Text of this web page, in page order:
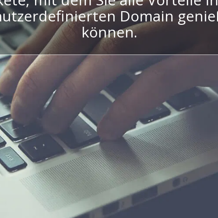
Domain
können.